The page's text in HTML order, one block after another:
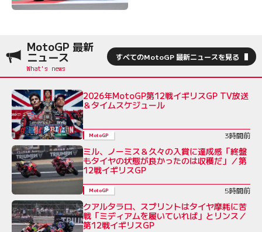
MotoGP 最新
ニュース すべてのMotoGP 最新ニュースを見る
2026年MotoGP第12戦イギリスGP TV放送
＆タイムスケジュール
MotoGP 3時間前
ミル、ノーミス＆久々の入賞に達成感「終盤
もタイヤの状態が良かったのは収穫だ」／第
12戦イギリスGP
MotoGP 5時間前
クアルタラロ、スプリントはタイヤ摩耗に苦
戦「ミディアムを履いていれば」とリンス／
第12戦イギリスGP